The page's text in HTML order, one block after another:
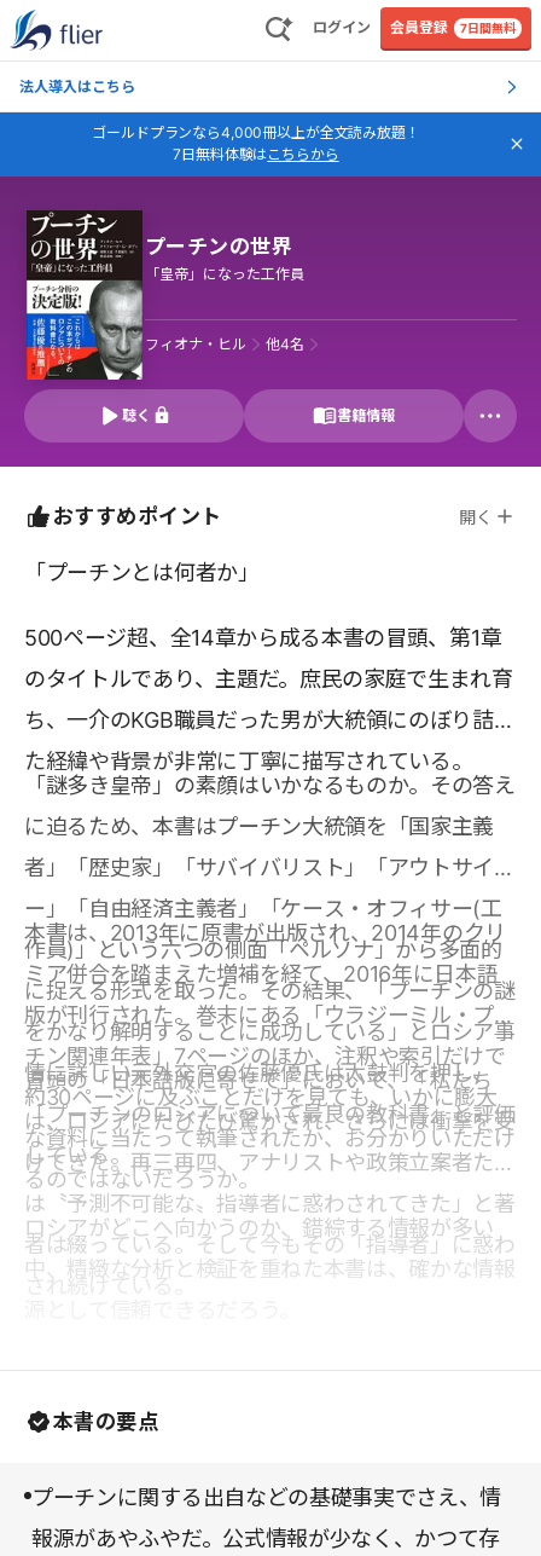
ログイン 会員登録 7日間無料
法人導入はこちら
ゴールドプランなら4,000冊以上が全文読み放題！
7日無料体験はこちらから
プーチンの世界
「皇帝」になった工作員
フィオナ・ヒル 他4名
聴く 書籍情報
おすすめポイント 開く
「プーチンとは何者か」
500ページ超、全14章から成る本書の冒頭、第1章
のタイトルであり、主題だ。庶民の家庭で生まれ育
ち、一介のKGB職員だった男が大統領にのぼり詰め
た経緯や背景が非常に丁寧に描写されている。
「謎多き皇帝」の素顔はいかなるものか。その答え
に迫るため、本書はプーチン大統領を「国家主義
者」「歴史家」「サバイバリスト」「アウトサイダ
ー」「自由経済主義者」「ケース・オフィサー(工
作員)」という六つの側面「ペルソナ」から多面的
に捉える形式を取った。その結果、「プーチンの謎
をかなり解明することに成功している」とロシア事
情に詳しい元外交官の佐藤優氏は太鼓判を押し、
「プーチンのロシアについて最良の教科書」と評価
している。
本書は、2013年に原書が出版され、2014年のクリ
ミア併合を踏まえた増補を経て、2016年に日本語
版が刊行された。巻末にある「ウラジーミル・プー
チン関連年表」7ページのほか、注釈や索引だけで
約30ページに及ぶことだけを見ても、いかに膨大
な資料に当たって執筆されたか、お分かりいただけ
るのではないだろうか。
冒頭の「日本語版に寄せて」において、「私たち
は、ロシアにたびたび驚かされ、さらには衝撃を受
けてきた。再三再四、アナリストや政策立案者たち
は〝予測不可能な〟指導者に惑わされてきた」と著
者は綴っている。そして今もその「指導者」に惑わ
され続けている。
ロシアがどこへ向かうのか、錯綜する情報が多い
中、精緻な分析と検証を重ねた本書は、確かな情報
本書の要点
プーチンに関する出自などの基礎事実でさえ、情
報源があやふやだ。公式情報が少なく、かつて存